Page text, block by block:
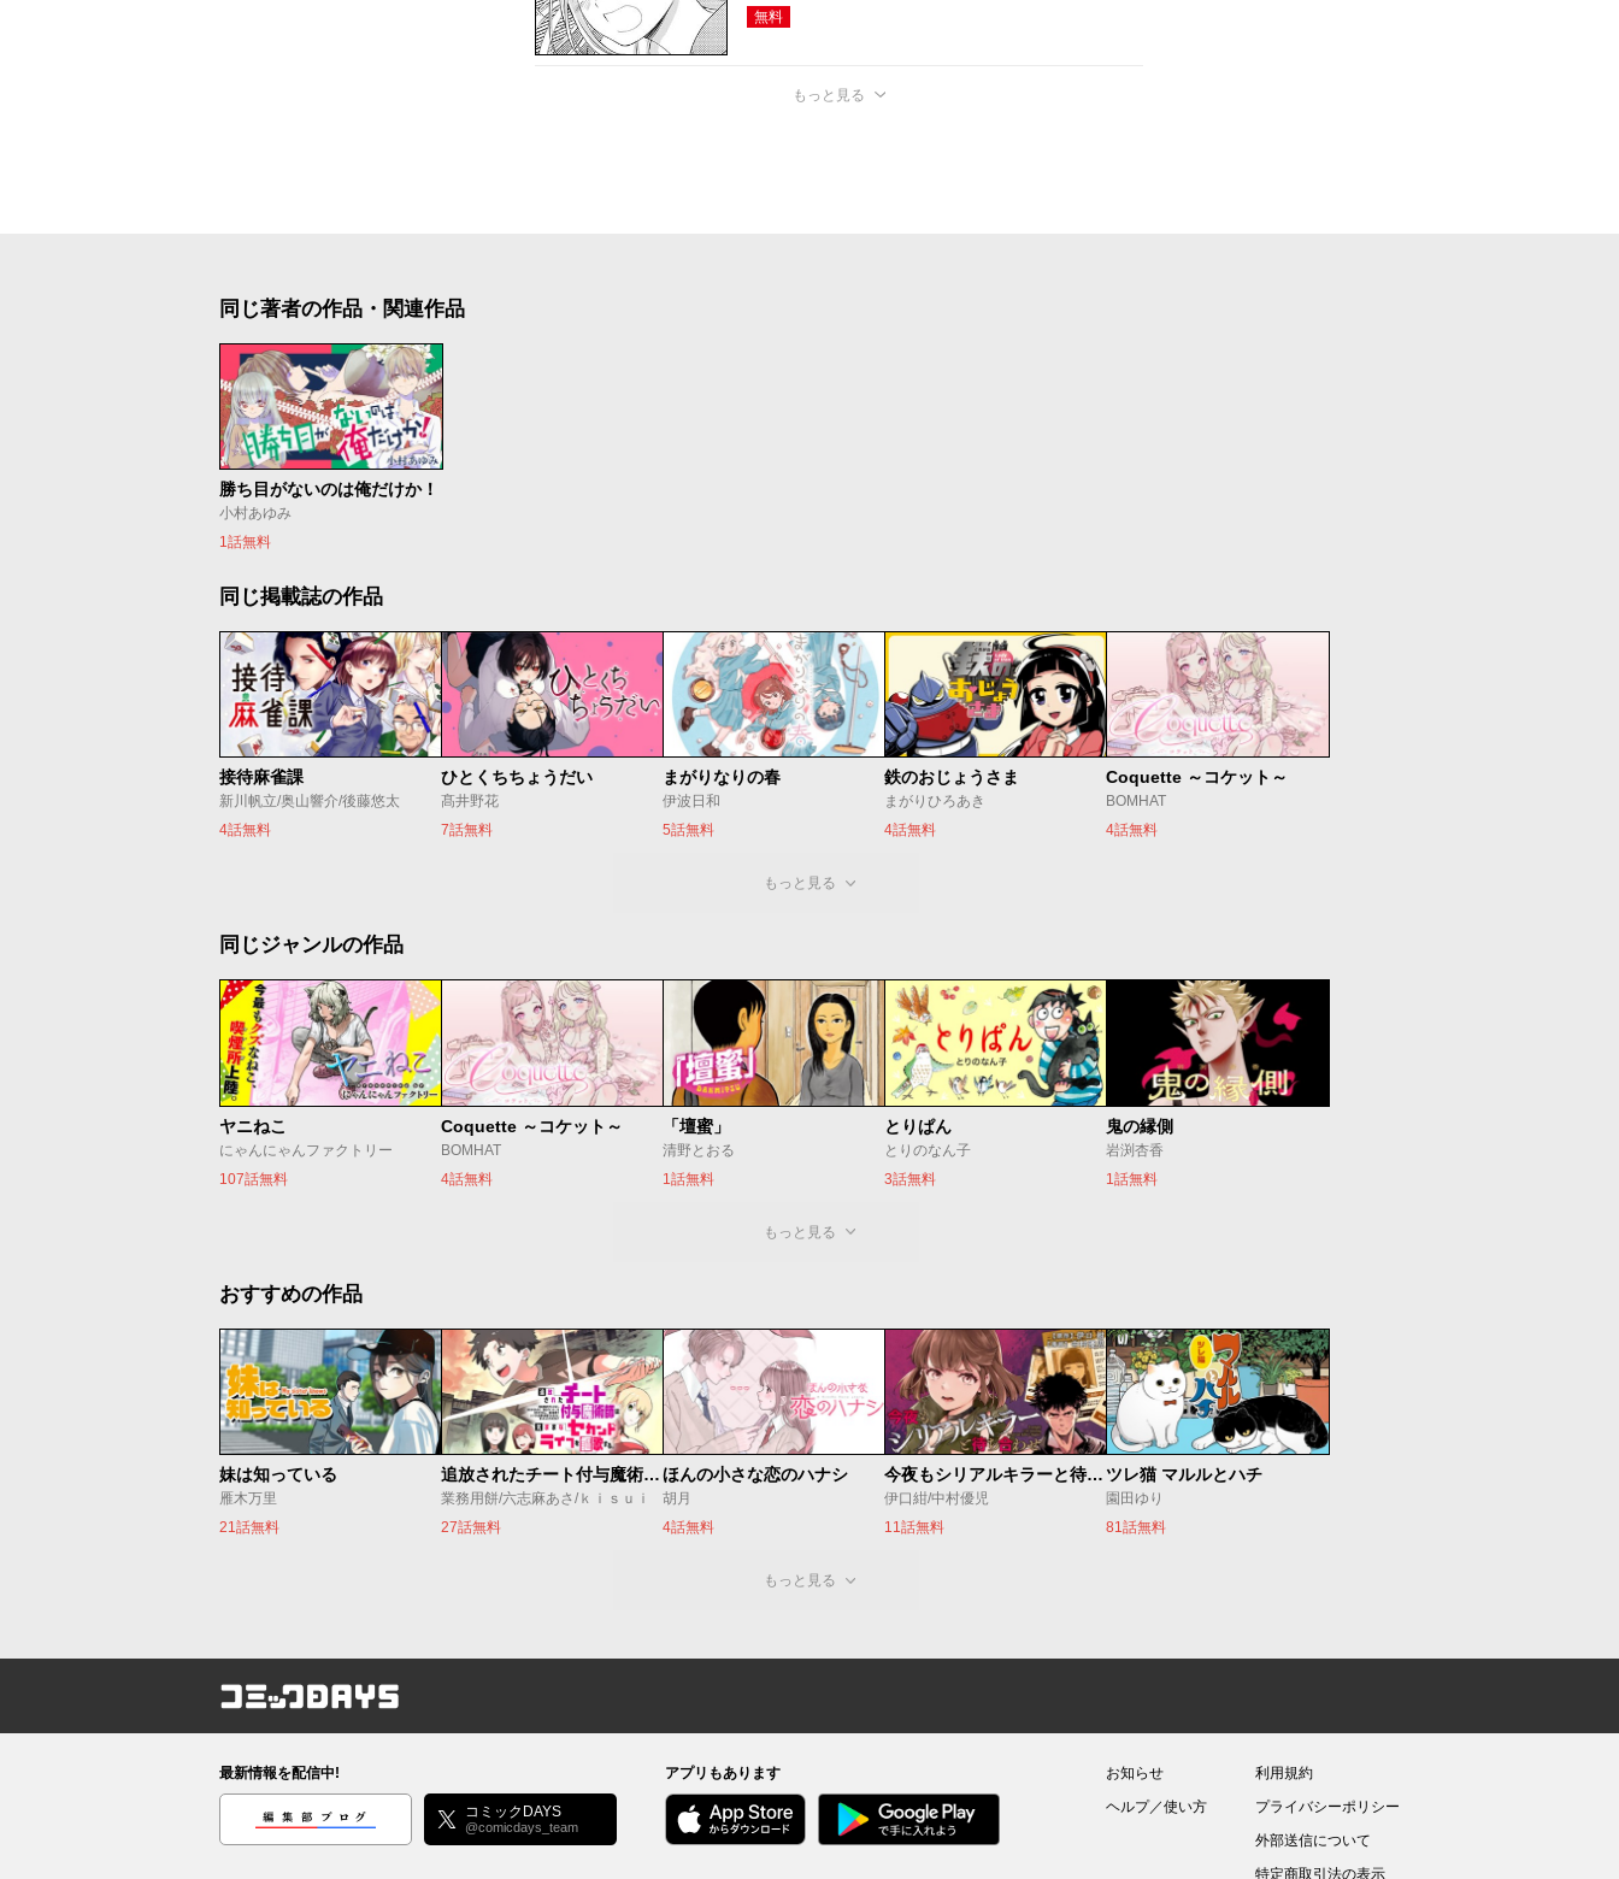
無料
もっと見る
同じ著者の作品・関連作品
勝ち目がないのは俺だけか！
小村あゆみ
1話無料
同じ掲載誌の作品
接待麻雀課
新川帆立/奥山響介/後藤悠太
4話無料
ひとくちちょうだい
髙井野花
7話無料
まがりなりの春
伊波日和
5話無料
鉄のおじょうさま
まがりひろあき
4話無料
Coquette ～コケット～
BOMHAT
4話無料
もっと見る
同じジャンルの作品
ヤニねこ
にゃんにゃんファクトリー
107話無料
Coquette ～コケット～
BOMHAT
4話無料
「壇蜜」
清野とおる
1話無料
とりぱん
とりのなん子
3話無料
鬼の縁側
岩渕杏香
1話無料
もっと見る
おすすめの作品
妹は知っている
雁木万里
21話無料
追放されたチート付与魔術師は気ままなセカンドライフを謳歌する。 ～俺は武器だけじゃなく、あらゆるものに『強化ポイント』を付与できるし、俺の意思でいつでも効果を解除できるけど、残った人たち大丈夫？～
業務用餅/六志麻あさ/ｋｉｓｕｉ
27話無料
ほんの小さな恋のハナシ
胡月
4話無料
今夜もシリアルキラーと待ち合わせ
伊口紺/中村優児
11話無料
ツレ猫 マルルとハチ
園田ゆり
81話無料
もっと見る
コミックDAYS
最新情報を配信中!
編集部ブログ コミックDAYS
@comicdays_team
アプリもあります
お知らせ
ヘルプ／使い方
利用規約
プライバシーポリシー
外部送信について
特定商取引法の表示